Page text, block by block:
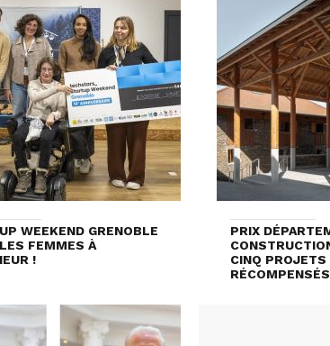
WEEKEND GRENOBLE
FEMMES À
!
PRIX
CINQ PROJETS
RÉCOMPENSÉS